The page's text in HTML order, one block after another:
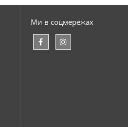
Ми в соцмережах